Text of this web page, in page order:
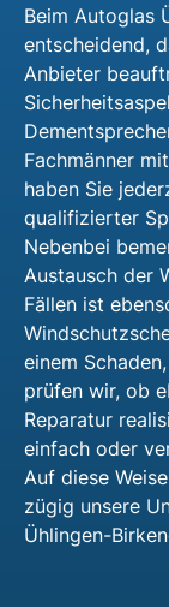
Beim Autoglas
entscheidend,
Anbieter
Fachmänner
haben Sie
qualifizierter
Nebenbei
Austausch der
Fällen ist
einem
prüfen wir, ob
Reparatur
einfach oder
Auf diese
zügig unsere
Ühlingen-